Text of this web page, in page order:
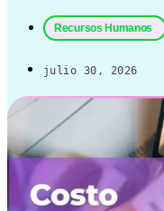
Recursos Humanos
julio 30, 2026